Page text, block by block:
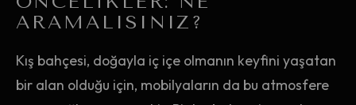
ARAMALISINIZ?
Kış bahçesi, doğayla iç içe olmanın keyfini yaşatan
bir alan olduğu için, mobilyaların da bu atmosfere